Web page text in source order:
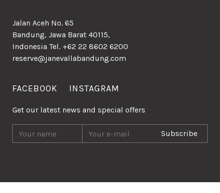
Jalan Aceh No. 65
Bandung, Jawa Barat 40115,
Indonesia Tel. +62 22 8602 6200
reserve@janevallabandung.com
FACEBOOK INSTAGRAM
Get our latest news and special offers
Subscribe